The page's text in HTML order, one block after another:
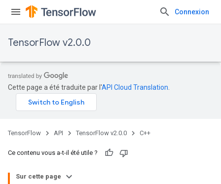
Connexion
TensorFlow v2.0.0
Cette page a été traduite par l'API Cloud Translation
TensorFlow API TensorFlow v2.0.0 C++
Ce contenu vous a-t-il été utile ?
Sur cette page